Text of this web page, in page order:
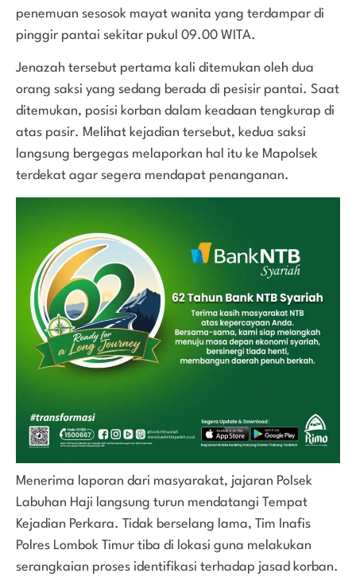
penemuan sesosok mayat wanita yang terdampar di
pinggir pantai sekitar pukul 09.00 WITA.
Jenazah tersebut pertama kali ditemukan oleh dua
orang saksi yang sedang berada di pesisir pantai. Saat
ditemukan, posisi korban dalam keadaan tengkurap di
atas pasir. Melihat kejadian tersebut, kedua saksi
langsung bergegas melaporkan hal itu ke Mapolsek
terdekat agar segera mendapat penanganan.
Menerima laporan dari masyarakat, jajaran Polsek
Labuhan Haji langsung turun mendatangi Tempat
Kejadian Perkara. Tidak berselang lama, Tim Inafis
Polres Lombok Timur tiba di lokasi guna melakukan
serangkaian proses identifikasi terhadap jasad korban.